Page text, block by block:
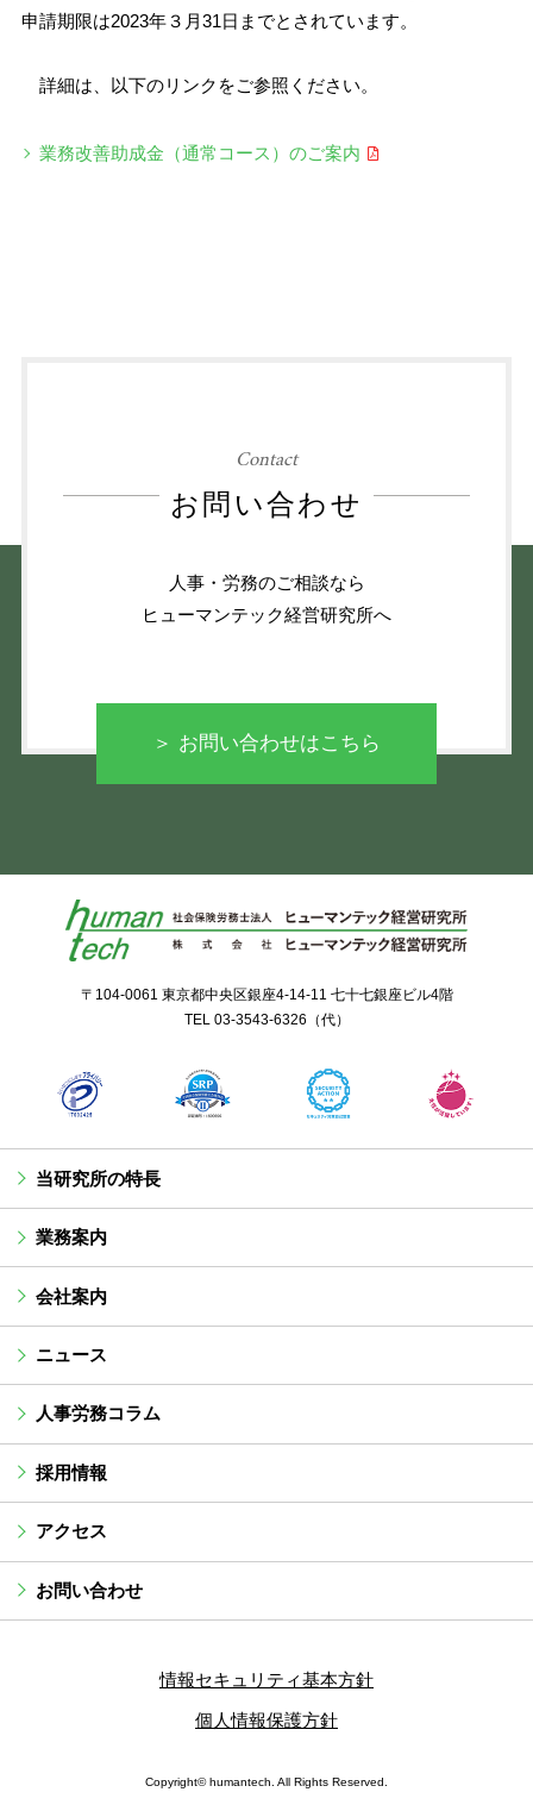
申請期限は2023年３月31日までとされています。
詳細は、以下のリンクをご参照ください。
業務改善助成金（通常コース）のご案内
Contact
お問い合わせ
人事・労務のご相談なら
ヒューマンテック経営研究所へ
＞ お問い合わせはこちら
〒104-0061 東京都中央区銀座4-14-11 七十七銀座ビル4階
TEL 03-3543-6326 （代）
当研究所の特長
業務案内
会社案内
ニュース
人事労務コラム
採用情報
アクセス
お問い合わせ
情報セキュリティ基本方針
個人情報保護方針
Copyright© humantech. All Rights Reserved.